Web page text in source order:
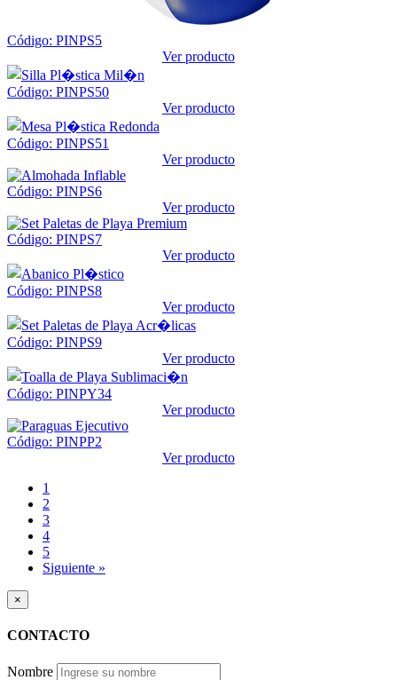
Código: PINPS5
Ver producto
Código: PINPS50
Ver producto
Código: PINPS51
Ver producto
Código: PINPS6
Ver producto
Código: PINPS7
Ver producto
Código: PINPS8
Ver producto
Código: PINPS9
Ver producto
Código: PINPY34
Ver producto
Código: PINPP2
Ver producto
1
2
3
4
5
Siguiente »
×
CONTACTO
Nombre